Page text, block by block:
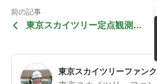
前の記事
東京スカイツリー定点観測写
東京スカイツリーファン